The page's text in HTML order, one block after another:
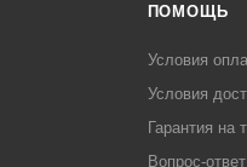
ПОМОЩЬ
Условия
Условия
Гарантия на
Вопрос-ответ